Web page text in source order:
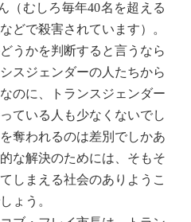
（むしろ毎年40名を超える
どで殺害されています）。
うかを判断すると言うなら
スジェンダーの人たちから
のに、トランスジェンダー
ている人も少なくないでし
奪われるのは差別でしかあ
な解決のためには、そもそ
しまえる社会のありようこ
ょう。